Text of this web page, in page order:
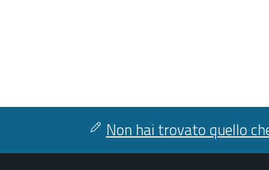
Non hai trovato quello